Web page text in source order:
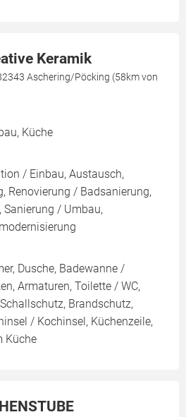
Keramik
Aschering/Pöcking (58km von
Küche
/ Einbau, Austausch,
Renovierung / Badsanierung,
/ Umbau,
Dusche, Badewanne /
Armaturen, Toilette / WC,
Brandschutz,
/ Kochinsel, Küchenzeile,
Küche